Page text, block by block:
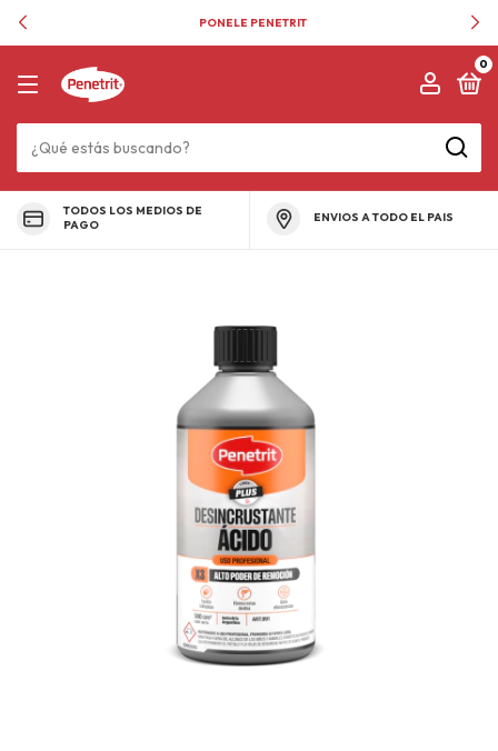
PONELE PENETRIT
0
TODOS LOS MEDIOS DE
PAGO
ENVIOS A TODO EL PAIS